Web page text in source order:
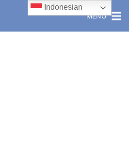
MENU
Indonesian